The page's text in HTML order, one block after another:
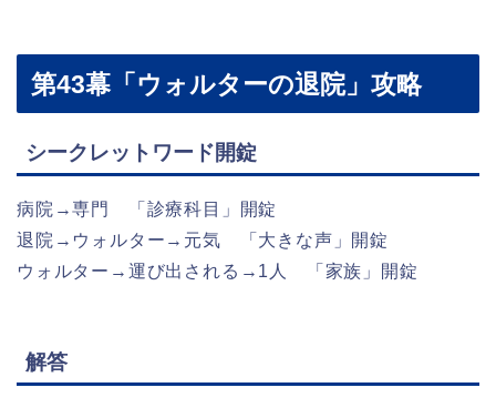
第43幕「ウォルターの退院」攻略
シークレットワード開錠
病院→専門 「診療科目」開錠
退院→ウォルター→元気 「大きな声」開錠
ウォルター→運び出される→1人 「家族」開錠
解答